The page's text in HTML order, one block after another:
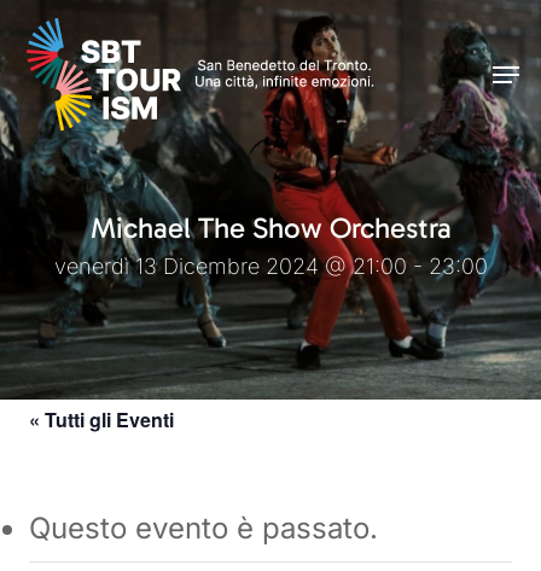
Skip
to
main
content
Michael The Show Orchestra
venerdì 13 Dicembre 2024 @ 21:00 - 23:00
« Tutti gli Eventi
Questo evento è passato.